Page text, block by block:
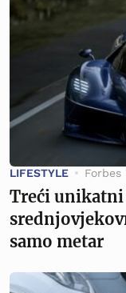
LIFESTYLE Forbes
Treći unikatni
samo metar